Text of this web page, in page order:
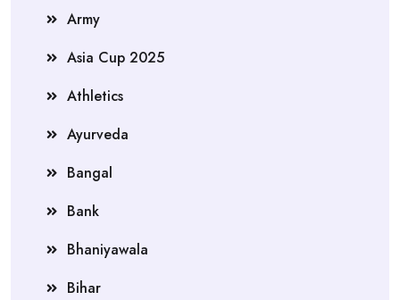
Army
Asia Cup 2025
Athletics
Ayurveda
Bangal
Bank
Bhaniyawala
Bihar